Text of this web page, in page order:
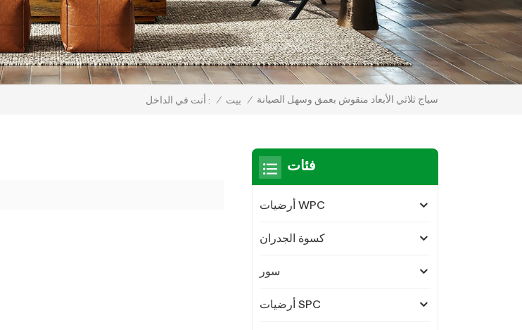
أنت في الداخل : / بيت / سياج ثلاثي الأبعاد منقوش بعمق وسهل الصيانة
فئات
أرضيات WPC
كسوة الجدران
سور
أرضيات SPC